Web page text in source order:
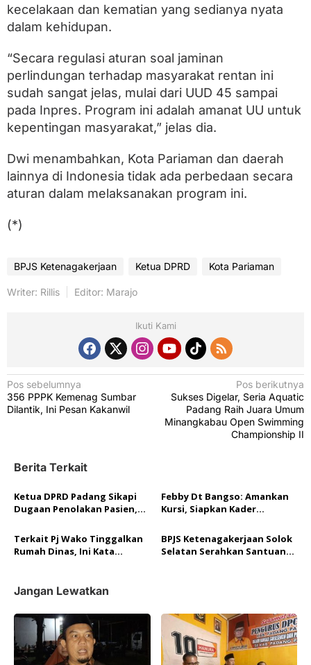
kecelakaan dan kematian yang sedianya nyata
dalam kehidupan.
“Secara regulasi aturan soal jaminan
perlindungan terhadap masyarakat rentan ini
sudah sangat jelas, mulai dari UUD 45 sampai
pada Inpres. Program ini adalah amanat UU untuk
kepentingan masyarakat,” jelas dia.
Dwi menambahkan, Kota Pariaman dan daerah
lainnya di Indonesia tidak ada perbedaan secara
aturan dalam melaksanakan program ini.
(*)
BPJS Ketenagakerjaan Ketua DPRD Kota Pariaman
Writer: Rillis Editor: Marajo
Ikuti Kami
N
a
g
s
p
Pos sebelumnya
356 PPPK Kemenag Sumbar
Dilantik, Ini Pesan Kakanwil
Pos berikutnya
Sukses Digelar, Seria Aquatic
Padang Raih Juara Umum
Minangkabau Open Swimming
Championship II
Berita Terkait
Ketua DPRD Padang Sikapi
Dugaan Penolakan Pasien,
Dinkes Bakal Dipanggil
Febby Dt Bangso: Amankan
Kursi, Siapkan Kader
Terkait Pj Wako Tinggalkan
Rumah Dinas, Ini Kata
BPJS Ketenagakerjaan Solok
Selatan Serahkan Santuan
Jangan Lewatkan